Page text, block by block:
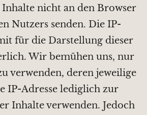
nicht an den Browser
Nutzers senden. Die IP-
für die Darstellung dieser
Wir bemühen uns, nur
verwenden, deren jeweilige
IP-Adresse lediglich zur
Inhalte verwenden. Jedoch